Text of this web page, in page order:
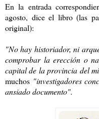
En la entrada
agosto, dice el libro (las
original):
"No hay historiador, ni
comprobar la erección o
capital de la provincia del
muchos "investigadores
ansiado documento".